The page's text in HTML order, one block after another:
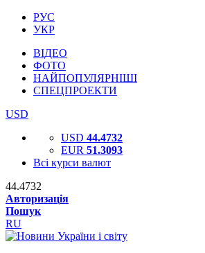
РУС
УКР
ВІДЕО
ФОТО
НАЙПОПУЛЯРНІШІ
СПЕЦПРОЕКТИ
USD
USD 44.4732
EUR 51.3093
Всі курси валют
44.4732
Авторизація
Пошук
RU